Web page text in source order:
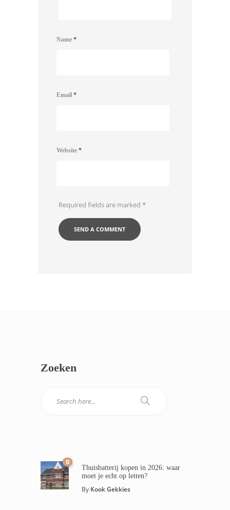
Name *
Email *
Website *
Required fields are marked *
Zoeken
0
Thuisbatterij kopen in 2026: waar
moet je echt op letten?
By Kook Gekkies